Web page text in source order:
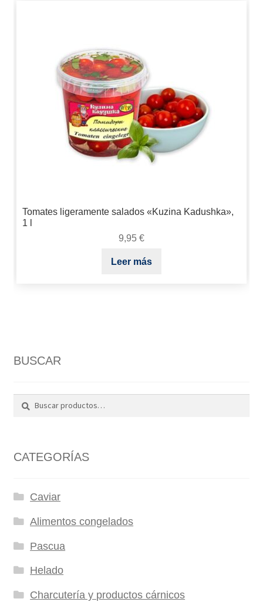
Tomates ligeramente salados «Kuzina Kadushka»,
1 l
9,95 €
Leer más
BUSCAR
Buscar
CATEGORÍAS
Caviar
Alimentos congelados
Pascua
Helado
Charcutería y productos cárnicos